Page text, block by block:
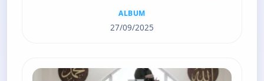
ALBUM
27/09/2025